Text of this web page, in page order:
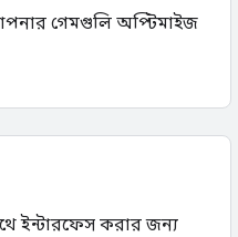
গেমগুলি অপ্টিমাইজ
ইন্টারফেস করার জন্য